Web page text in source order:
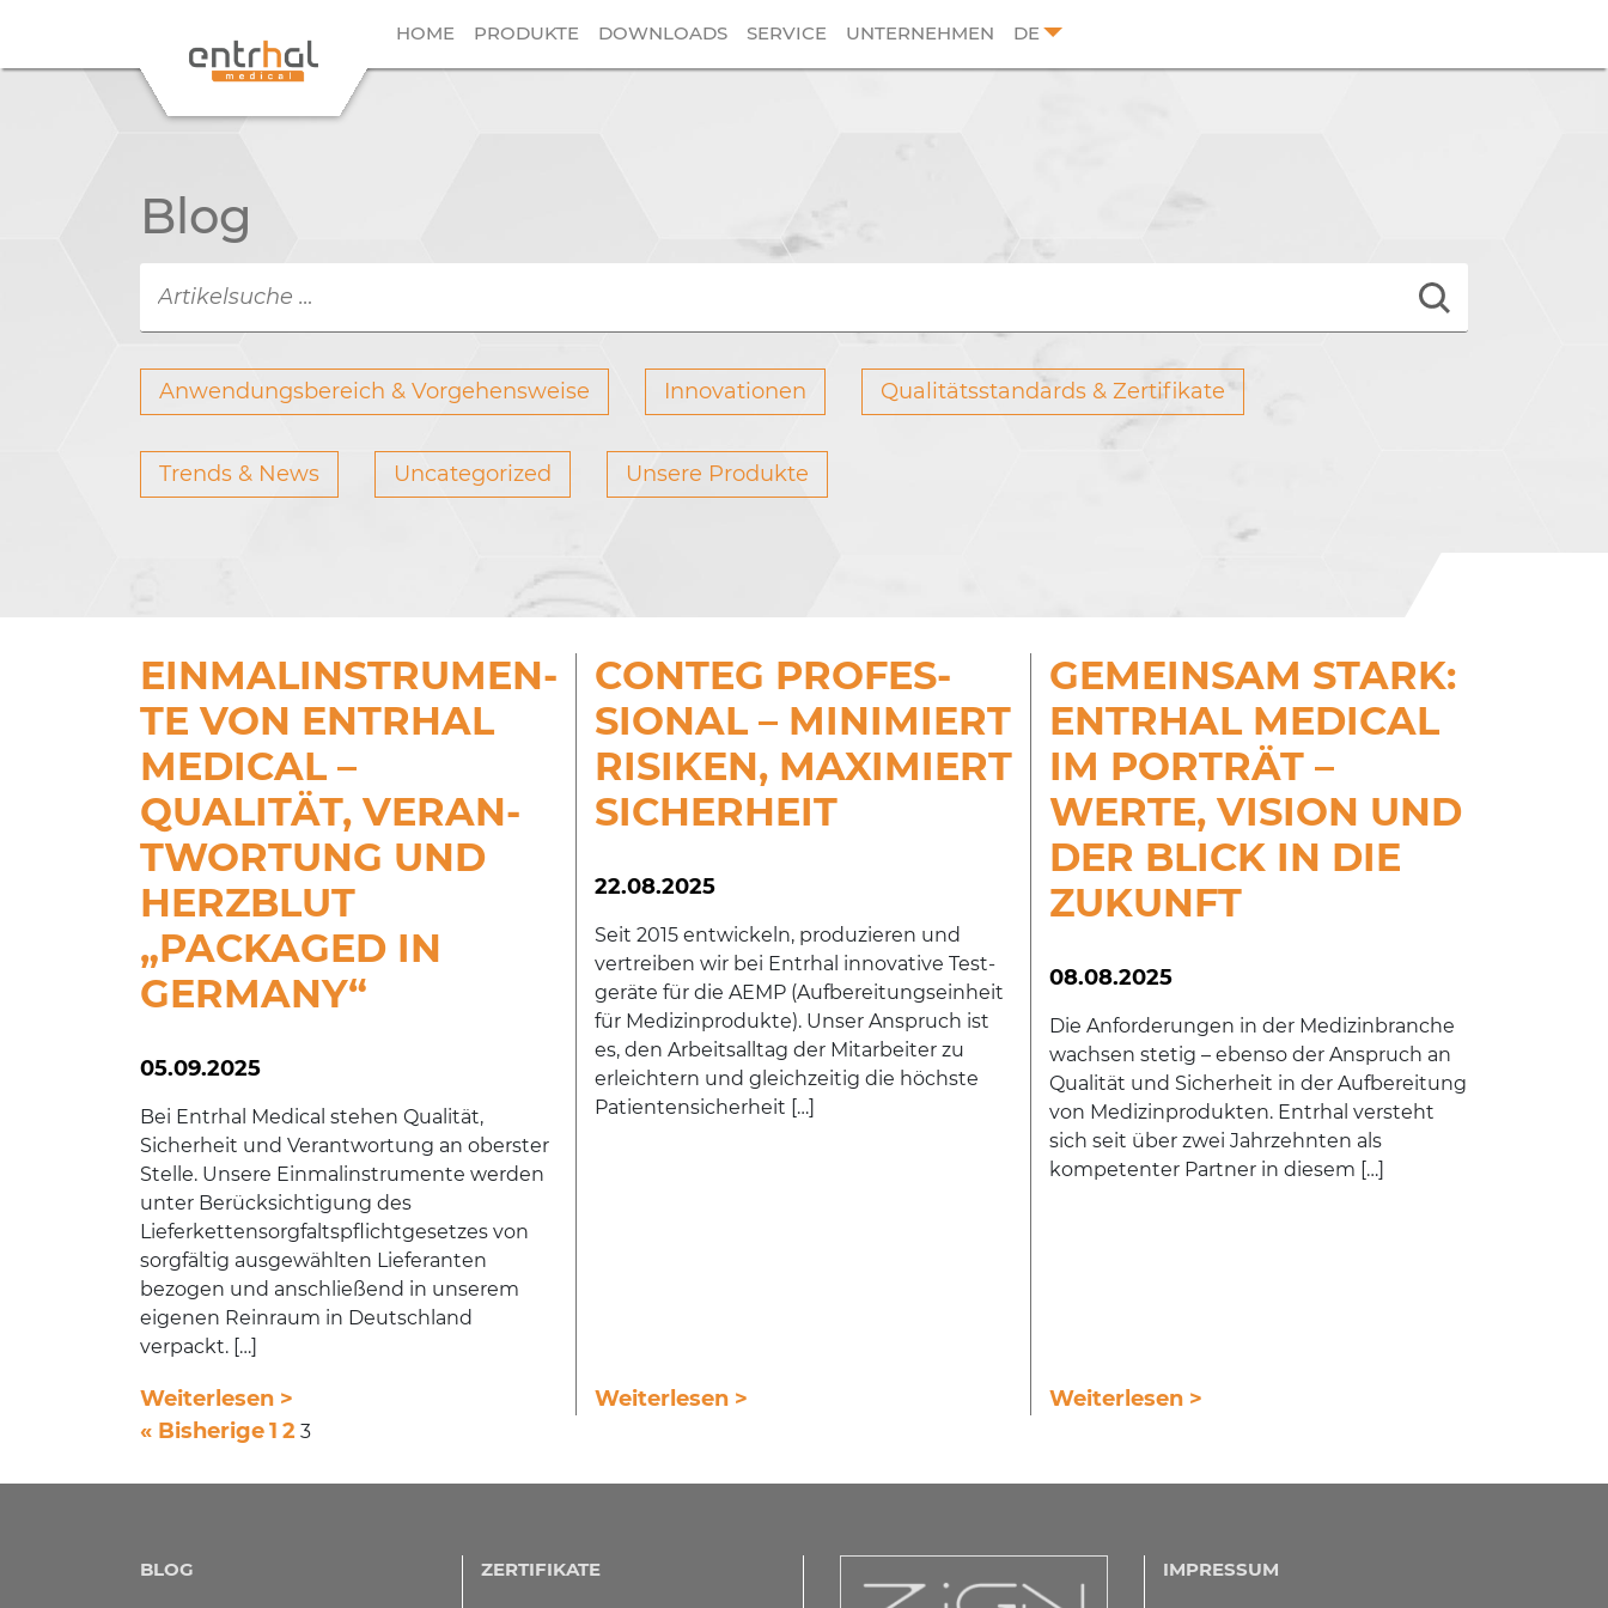
HOME PRODUKTE DOWNLOADS SERVICE UNTERNEHMEN DE
Blog
Anwendungsbereich & Vorgehensweise Innovationen Qualitätsstandards & Zertifikate
Trends & News Uncategorized Unsere Produkte
EIN­MAL­IN­STRU­MEN­
TE VON ENTRHAL
MEDICAL –
QUALITÄT, VER­AN­
TWOR­TUNG UND
HERZBLUT
„PACKAGED IN
GERMANY“
05.09.2025
Bei Entrhal Medical stehen Qualität,
Sicherheit und Ver­an­twor­tung an oberster
Stelle. Unsere Ein­mal­in­stru­men­te werden
unter Berücksichtigung des
Lieferkettensorgfaltspflichtgesetzes von
sorgfältig ausgewählten Lieferanten
bezogen und anschließend in unserem
eigenen Reinraum in Deutschland
verpackt. […]
Weiterlesen >
CONTEG PRO­FES­
SIO­NAL – MINIMIERT
RISIKEN, MAXIMIERT
SICHERHEIT
22.08.2025
Seit 2015 entwickeln, produzieren und
vertreiben wir bei Entrhal innovative Test­
ge­rä­te für die AEMP (Aufbereitungseinheit
für Medizinprodukte). Unser Anspruch ist
es, den Arbeitsalltag der Mitarbeiter zu
erleichtern und gleichzeitig die höchste
Patientensicherheit […]
Weiterlesen >
GEMEINSAM STARK:
ENTRHAL MEDICAL
IM PORTRÄT –
WERTE, VISION UND
DER BLICK IN DIE
ZUKUNFT
08.08.2025
Die Anforderungen in der Medizinbranche
wachsen stetig – ebenso der Anspruch an
Qualität und Sicherheit in der Aufbereitung
von Medizinprodukten. Entrhal versteht
sich seit über zwei Jahrzehnten als
kompetenter Partner in diesem […]
Weiterlesen >
B
e
t
« Bisherige1 2 3
BLOG ZERTIFIKATE IMPRESSUM